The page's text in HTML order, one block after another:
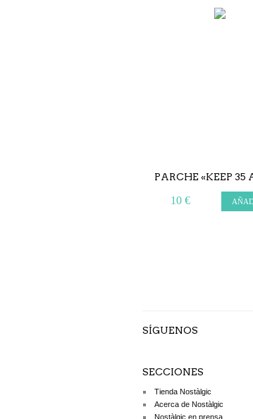
PARCHE «KEEP 35
10 €
SÍGUENOS
SECCIONES
Tienda Nostàlgic
Acerca de Nostàlgic
Nostàlgic en prensa